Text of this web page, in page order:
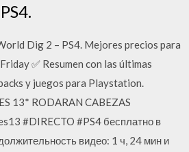
Dig 2 – PS4. Mejores precios para
✅ Resumen con las últimas
y juegos para Playstation.
13* RODARAN CABEZAS
#DIRECTO #PS4 бесплатно в
видео: 1 ч, 24 мин и